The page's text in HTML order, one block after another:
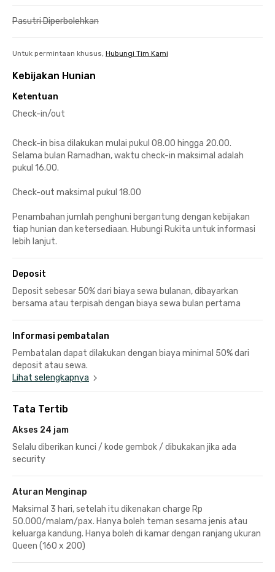
Pasutri Diperbolehkan
Untuk permintaan khusus, Hubungi Tim Kami
Kebijakan Hunian
Ketentuan
Check-in/out
Check-in bisa dilakukan mulai pukul 08.00 hingga 20.00.
Selama bulan Ramadhan, waktu check-in maksimal adalah
pukul 16.00.
Check-out maksimal pukul 18.00
Penambahan jumlah penghuni bergantung dengan kebijakan
tiap hunian dan ketersediaan. Hubungi Rukita untuk informasi
lebih lanjut.
Deposit
Deposit sebesar 50% dari biaya sewa bulanan, dibayarkan
bersama atau terpisah dengan biaya sewa bulan pertama
Informasi pembatalan
Pembatalan dapat dilakukan dengan biaya minimal 50% dari
deposit atau sewa.
Lihat selengkapnya
Tata Tertib
Akses 24 jam
Selalu diberikan kunci / kode gembok / dibukakan jika ada
security
Aturan Menginap
Maksimal 3 hari, setelah itu dikenakan charge Rp
50.000/malam/pax. Hanya boleh teman sesama jenis atau
keluarga kandung. Hanya boleh di kamar dengan ranjang ukuran
Queen (160 x 200)